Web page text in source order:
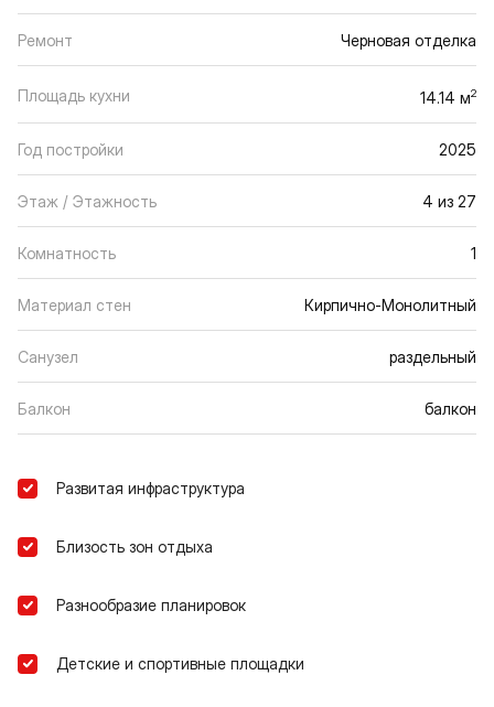
Ремонт Черновая отделка
Площадь кухни 14.14 м2
Год постройки 2025
Этаж / Этажность 4 из 27
Комнатность 1
Материал стен Кирпично-Монолитный
Санузел раздельный
Балкон балкон
Развитая инфраструктура
Близость зон отдыха
Разнообразие планировок
Детские и спортивные площадки